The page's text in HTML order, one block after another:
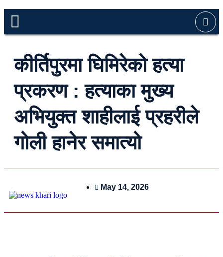
कीर्तिपुरमा घिमिरेको हत्या
प्रकरण : हत्याका मुख्य
अभियुक्त शाहीलाई प्रहरीले
गोली हानेर समात्यो
May 14, 2026